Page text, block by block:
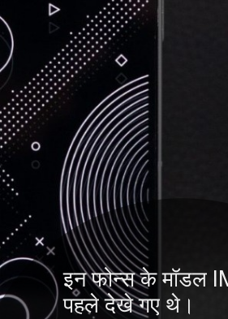
इन फोन्स के मॉडल
पहले देखे गए थे।